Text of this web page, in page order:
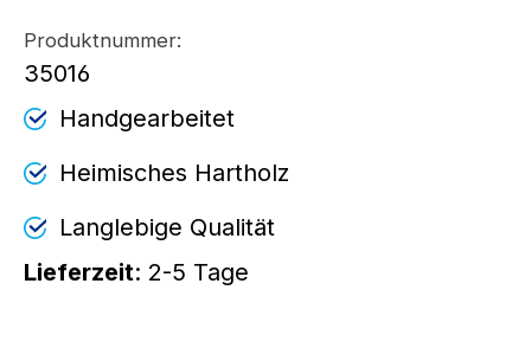
Produktnummer:
35016
Handgearbeitet
Heimisches Hartholz
Langlebige Qualität
Lieferzeit: 2-5 Tage